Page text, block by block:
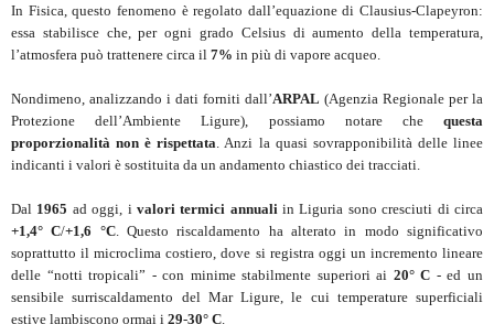
In Fisica, questo fenomeno è regolato dall’equazione di Clausius-Clapeyron:
essa stabilisce che, per ogni grado Celsius di aumento della temperatura,
l’atmosfera può trattenere circa il 7% in più di vapore acqueo.
Nondimeno, analizzando i dati forniti dall’ARPAL (Agenzia Regionale per la
Protezione dell’Ambiente Ligure), possiamo notare che questa
proporzionalità non è rispettata . Anzi la quasi sovrapponibilità delle linee
indicanti i valori è sostituita da un andamento chiastico dei tracciati.
Dal 1965 ad oggi, i valori termici annuali in Liguria sono cresciuti di circa
+1,4° C/+1,6 °C. Questo riscaldamento ha alterato in modo significativo
soprattutto il microclima costiero, dove si registra oggi un incremento lineare
delle “notti tropicali” - con minime stabilmente superiori ai 20° C - ed un
sensibile surriscaldamento del Mar Ligure, le cui temperature superficiali
estive lambiscono ormai i 29-30° C